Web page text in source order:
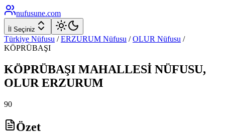
nufusune.com
İl Seçiniz
Türkiye Nüfusu / ERZURUM Nüfusu / OLUR Nüfusu /
KÖPRÜBAŞI
KÖPRÜBAŞI MAHALLESİ NÜFUSU,
OLUR ERZURUM
90
Özet